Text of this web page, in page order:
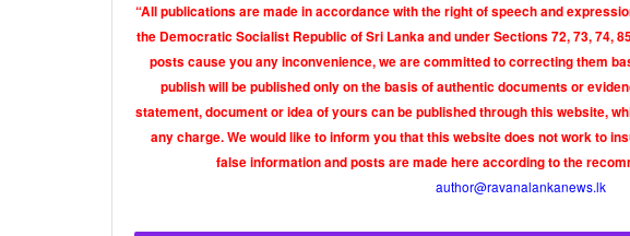
“All publications are made in accordance with the right of speech and
the Democratic Socialist Republic of Sri Lanka and under Sections 72, 73, 74,
posts cause you any inconvenience, we are committed to correcting them
publish will be published only on the basis of authentic documents or
statement, document or idea of yours can be published through this website,
any charge. We would like to inform you that this website does not work to
false information and posts are made here according to the
author@ravanalankanews.lk